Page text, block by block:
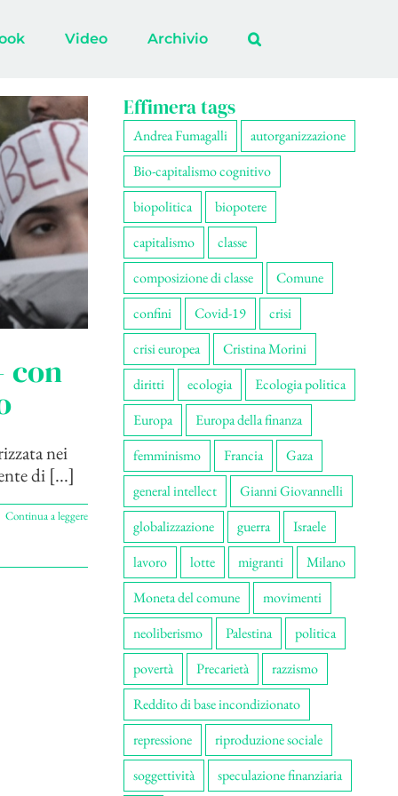
Video Archivio
con
nei
di [...]
Continua a leggere
Effimera tags
Andrea Fumagalli
autorganizzazione
Bio-capitalismo cognitivo
biopolitica
biopotere
capitalismo
classe
composizione di classe
Comune
confini
Covid-19
crisi
crisi europea
Cristina Morini
diritti
ecologia
Ecologia politica
Europa
Europa della finanza
femminismo
Francia
Gaza
general intellect
Gianni Giovannelli
globalizzazione
guerra
Israele
lavoro
lotte migranti
Milano
Moneta del comune
movimenti
neoliberismo
Palestina
politica
povertà
Precarietà
razzismo
Reddito di base incondizionato
repressione
riproduzione sociale
soggettività
speculazione finanziaria